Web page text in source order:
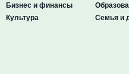
Бизнес и финансы
Культура
Семья и